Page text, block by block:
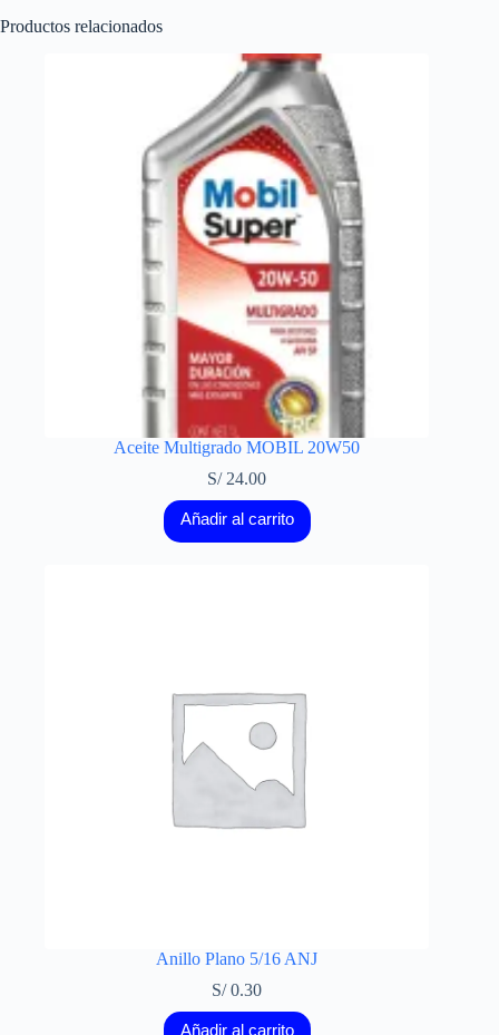
Productos relacionados
Aceite Multigrado MOBIL 20W50
S/24.00
Añadir al carrito
Anillo Plano 5/16 ANJ
S/0.30
Añadir al carrito